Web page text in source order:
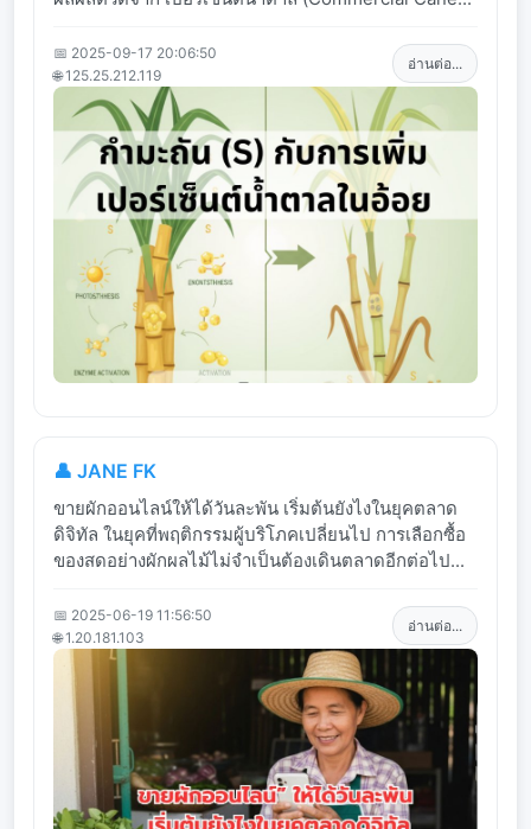
📅 2025-09-17 20:06:50
🌐 125.25.212.119
อ่านต่อ...
👤 JANE FK
ขายผักออนไลน์ให้ได้วันละพัน เริ่มต้นยังไงในยุคตลาด
ดิจิทัล ในยุคที่พฤติกรรมผู้บริโภคเปลี่ยนไป การเลือกซื้อ
ของสดอย่างผักผลไม้ไม่จำเป็นต้องเดินตลาดอีกต่อไป...
📅 2025-06-19 11:56:50
🌐 1.20.181.103
อ่านต่อ...